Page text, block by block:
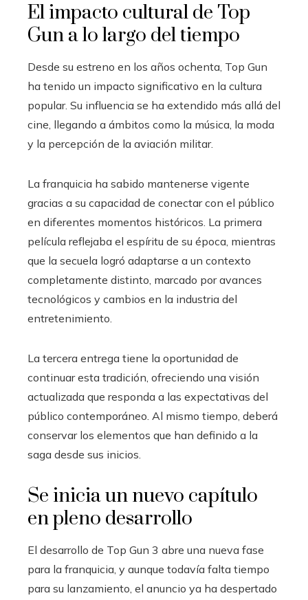
El impacto cultural de Top
Gun a lo largo del tiempo
Desde su estreno en los años ochenta, Top Gun
ha tenido un impacto significativo en la cultura
popular. Su influencia se ha extendido más allá del
cine, llegando a ámbitos como la música, la moda
y la percepción de la aviación militar.
La franquicia ha sabido mantenerse vigente
gracias a su capacidad de conectar con el público
en diferentes momentos históricos. La primera
película reflejaba el espíritu de su época, mientras
que la secuela logró adaptarse a un contexto
completamente distinto, marcado por avances
tecnológicos y cambios en la industria del
entretenimiento.
La tercera entrega tiene la oportunidad de
continuar esta tradición, ofreciendo una visión
actualizada que responda a las expectativas del
público contemporáneo. Al mismo tiempo, deberá
conservar los elementos que han definido a la
saga desde sus inicios.
Se inicia un nuevo capítulo
en pleno desarrollo
El desarrollo de Top Gun 3 abre una nueva fase
para la franquicia, y aunque todavía falta tiempo
para su lanzamiento, el anuncio ya ha despertado